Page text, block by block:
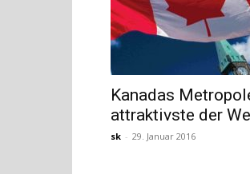
Kanadas
attraktivste der
sk - 29. Januar 2016